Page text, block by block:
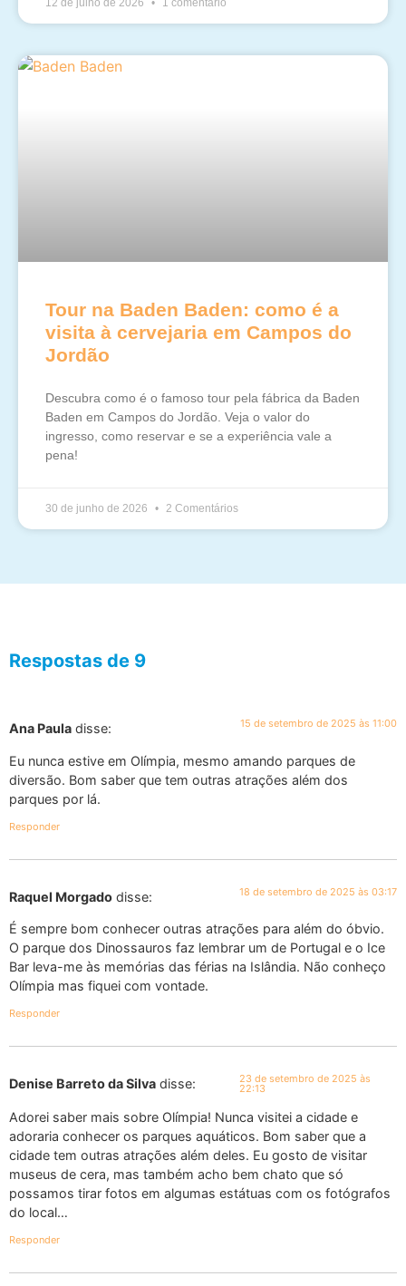
12 de julho de 2026 1 comentário
Tour na Baden Baden: como é a
visita à cervejaria em Campos do
Jordão
Descubra como é o famoso tour pela fábrica da Baden
Baden em Campos do Jordão. Veja o valor do
ingresso, como reservar e se a experiência vale a
pena!
30 de junho de 2026 2 Comentários
Respostas de 9
Ana Paula disse: 15 de setembro de 2025 às 11:00
Eu nunca estive em Olímpia, mesmo amando parques de
diversão. Bom saber que tem outras atrações além dos
parques por lá.
Responder
Raquel Morgado disse: 18 de setembro de 2025 às 03:17
É sempre bom conhecer outras atrações para além do óbvio.
O parque dos Dinossauros faz lembrar um de Portugal e o Ice
Bar leva-me às memórias das férias na Islândia. Não conheço
Olímpia mas fiquei com vontade.
Responder
Denise Barreto da Silva disse: 23 de setembro de 2025 às
22:13
Adorei saber mais sobre Olímpia! Nunca visitei a cidade e
adoraria conhecer os parques aquáticos. Bom saber que a
cidade tem outras atrações além deles. Eu gosto de visitar
museus de cera, mas também acho bem chato que só
possamos tirar fotos em algumas estátuas com os fotógrafos
do local…
Responder